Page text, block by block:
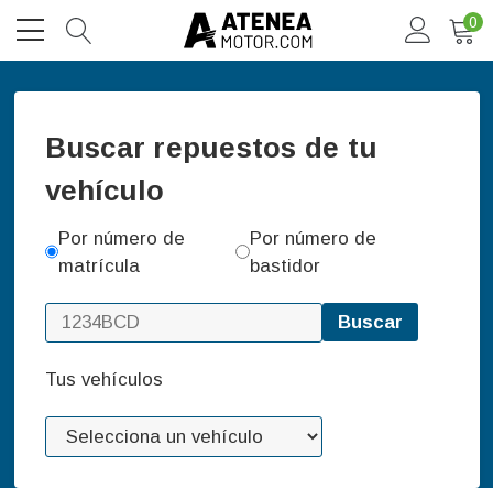
0
Buscar repuestos de tu
vehículo
Por número de
matrícula
Por número de
bastidor
Buscar
Tus vehículos